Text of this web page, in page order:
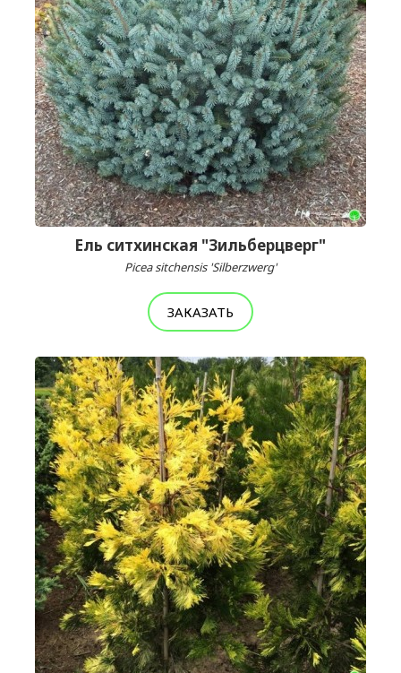
Ель ситхинская "Зильберцверг"
Picea sitchensis 'Silberzwerg'
ЗАКАЗАТЬ